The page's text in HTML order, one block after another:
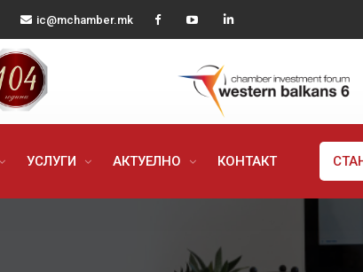
ic@mchamber.mk
УСЛУГИ АКТУЕЛНО КОНТАКТ